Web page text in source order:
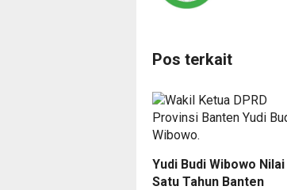
Pos terkait
Yudi Budi Wibowo Nilai
Satu Tahun Banten